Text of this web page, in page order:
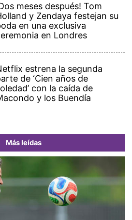
meses después! Tom
y Zendaya festejan su
en una exclusiva
en Londres
estrena la segunda
de ‘Cien años de
con la caída de
y los Buendía
Más leídas